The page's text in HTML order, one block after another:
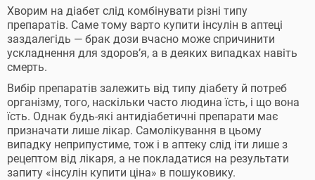
Хворим на діабет слід комбінувати різні типу
препаратів. Саме тому варто купити інсулін в аптеці
заздалегідь — брак дози вчасно може спричинити
ускладнення для здоров’я, а в деяких випадках навіть
смерть.
Вибір препаратів залежить від типу діабету й потреб
організму, того, наскільки часто людина їсть, і що вона
їсть. Однак будь-які антидіабетичні препарати має
призначати лише лікар. Самолікування в цьому
випадку неприпустиме, тож і в аптеку слід іти лише з
рецептом від лікаря, а не покладатися на результати
запиту «інсулін купити ціна» в пошуковику.